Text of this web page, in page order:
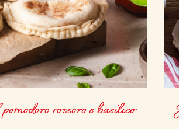
rossoro e basilico